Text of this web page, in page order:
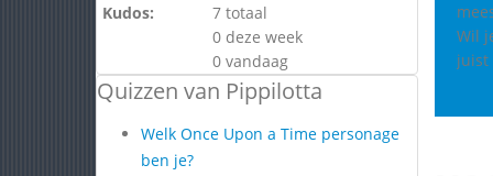
Kudos:
7 totaal
0 deze week
0 vandaag
Quizzen van Pippilotta
Welk Once Upon a Time personage
ben je?
Wil
juist